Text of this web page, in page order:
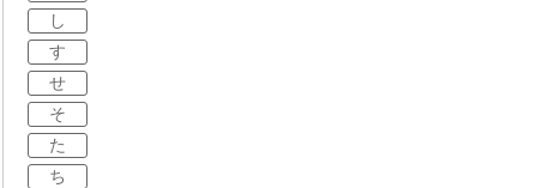
し
す
せ
そ
た
ち